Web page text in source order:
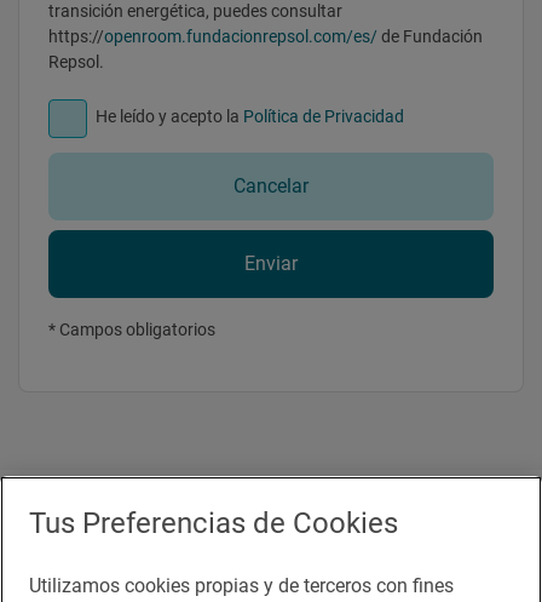
transición energética, puedes consultar
https://openroom.fundacionrepsol.com/es/ de Fundación
Repsol.
He leído y acepto la Política de Privacidad
Cancelar
Enviar
* Campos obligatorios
Tus Preferencias de Cookies
Utilizamos cookies propias y de terceros con fines